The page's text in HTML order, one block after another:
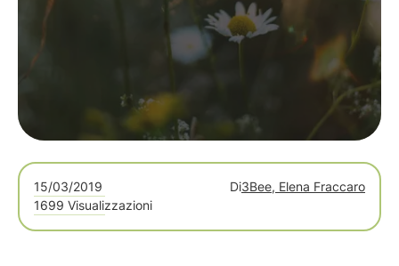
15/03/2019 Di3Bee, Elena Fraccaro
1699 Visualizzazioni